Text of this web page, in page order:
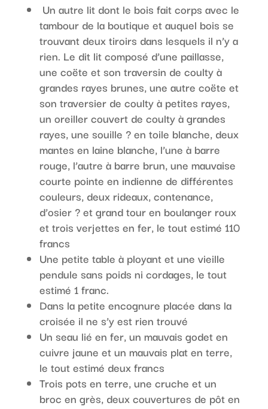
Un autre lit dont le bois fait corps avec le
tambour de la boutique et auquel bois se
trouvant deux tiroirs dans lesquels il n’y a
rien. Le dit lit composé d’une paillasse,
une coëte et son traversin de coulty à
grandes rayes brunes, une autre coëte et
son traversier de coulty à petites rayes,
un oreiller couvert de coulty à grandes
rayes, une souille ? en toile blanche, deux
mantes en laine blanche, l’une à barre
rouge, l’autre à barre brun, une mauvaise
courte pointe en indienne de différentes
couleurs, deux rideaux, contenance,
d’osier ? et grand tour en boulanger roux
et trois verjettes en fer, le tout estimé 110
francs
Une petite table à ployant et une vieille
pendule sans poids ni cordages, le tout
estimé 1 franc.
Dans la petite encognure placée dans la
croisée il ne s’y est rien trouvé
Un seau lié en fer, un mauvais godet en
cuivre jaune et un mauvais plat en terre,
le tout estimé deux francs
Trois pots en terre, une cruche et un
broc en grès, deux couvertures de pôt en